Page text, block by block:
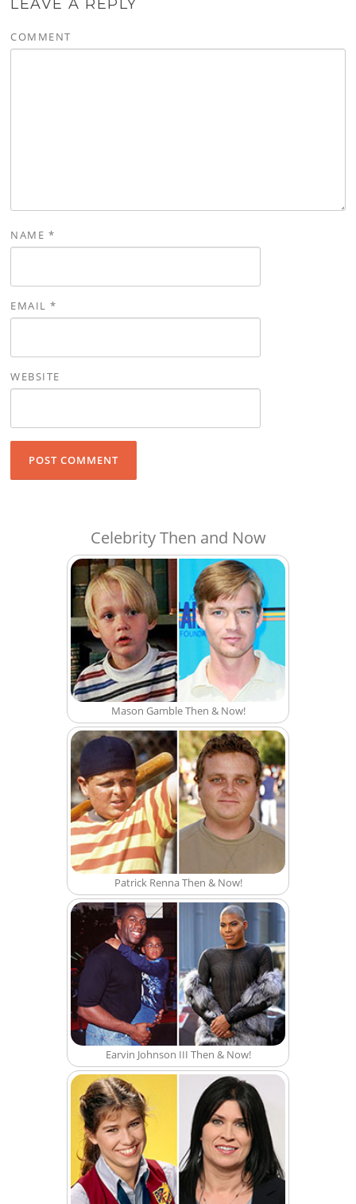
LEAVE A REPLY
COMMENT
NAME *
EMAIL*
WEBSITE
Celebrity Then and Now
Mason Gamble Then & Now!
Patrick Renna Then & Now!
Earvin Johnson III Then & Now!